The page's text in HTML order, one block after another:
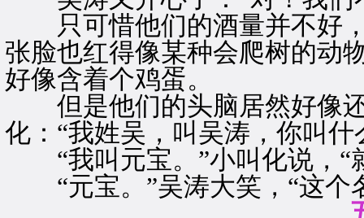
只可惜他们的酒量并不好，
张脸也红得像某种会爬树的动
好像含着个鸡蛋。
但是他们的头脑居然好像还
化：“我姓吴，叫吴涛，你叫什
“我叫元宝。”小叫化说，“
“元宝。”吴涛大笑，“这个